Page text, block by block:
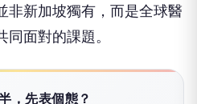
非新加坡獨有，而是全球醫
面對的課題。
，先表個態？